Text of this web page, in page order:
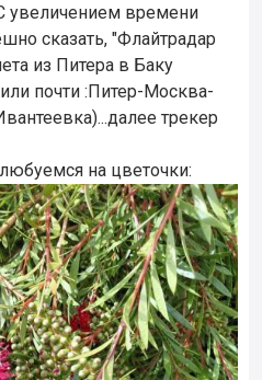
увеличением времени
сказать, "Флайтрадар
из Питера в Баку
почти :Питер-Москва-
трекер
на цветочки: